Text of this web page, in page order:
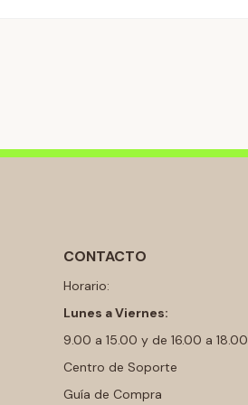
CONTACTO
Horario:
Lunes a Viernes:
9.00 a 15.00 y de 16.00 a 18.00
Centro de Soporte
Guía de Compra